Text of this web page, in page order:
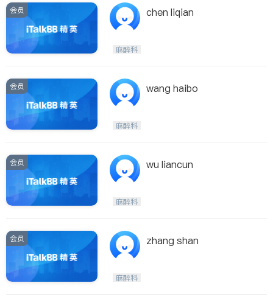
会员 chen liqian
麻醉科
会员 wang haibo
麻醉科
会员 wu liancun
麻醉科
会员 zhang shan
麻醉科